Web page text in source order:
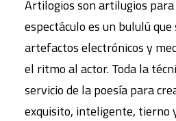
Artilogios son artilugios
espectáculo es un bululú que
artefactos electrónicos y
el ritmo al actor. Toda la
servicio de la poesía para
exquisito, inteligente, tierno